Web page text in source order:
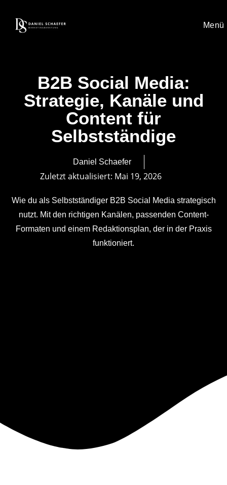
Menü
B2B Social Media:
Strategie, Kanäle und
Content für
Selbstständige
Daniel Schaefer
Zuletzt aktualisiert: Mai 19, 2026
Wie du als Selbstständiger B2B Social Media strategisch
nutzt. Mit den richtigen Kanälen, passenden Content-
Formaten und einem Redaktionsplan, der in der Praxis
funktioniert.